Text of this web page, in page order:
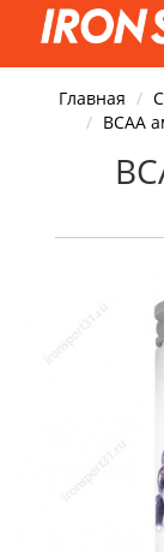
Главная
BCAA